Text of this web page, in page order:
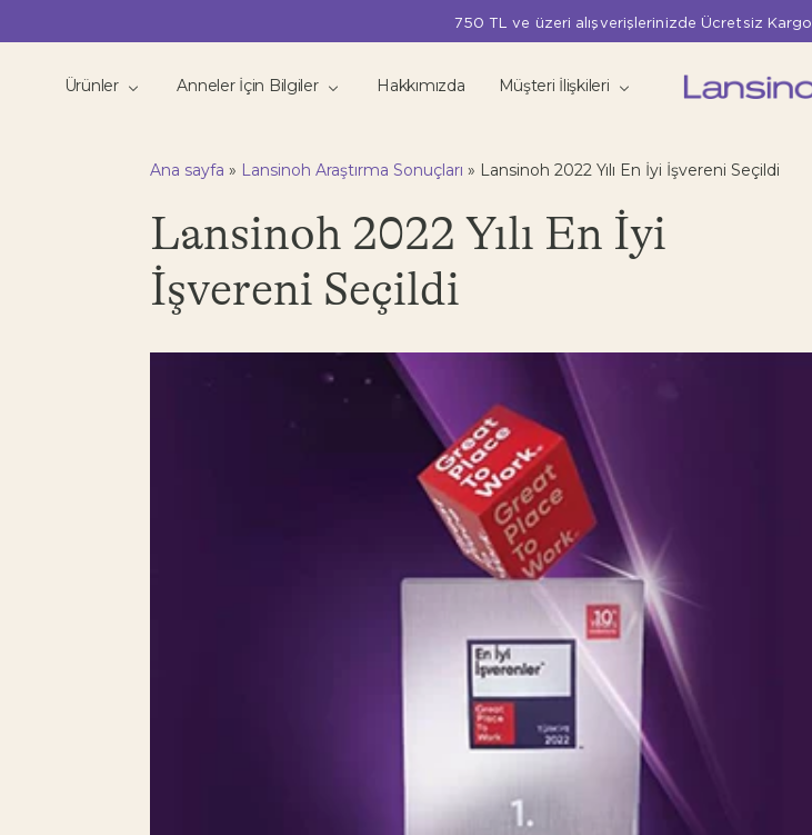
750 TL ve üzeri alışverişlerinizde Ücretsiz Kargo
Ürünler Anneler İçin Bilgiler Hakkımızda Müşteri İlişkileri
Ana sayfa » Lansinoh Araştırma Sonuçları » Lansinoh 2022 Yılı En İyi İşvereni Seçildi
Lansinoh 2022 Yılı En İyi
İşvereni Seçildi